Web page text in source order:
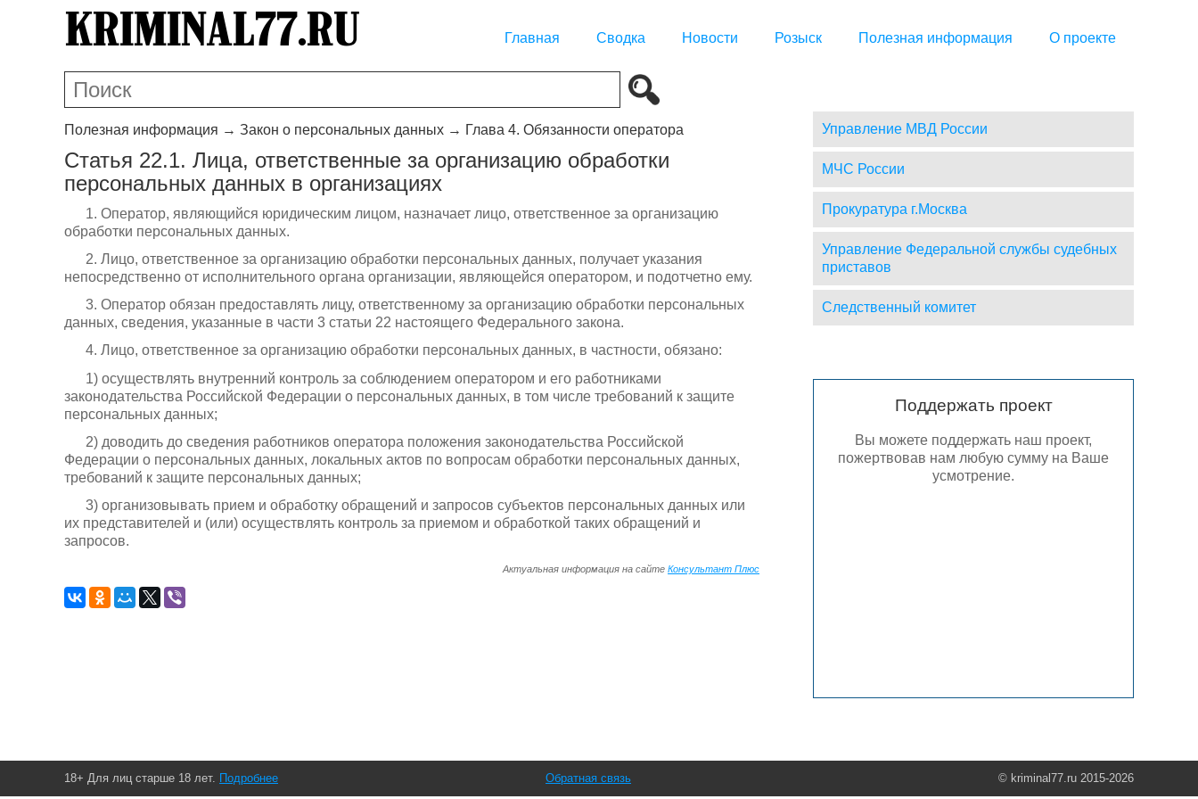
Главная Сводка Новости Розыск Полезная информация О проекте
Полезная информация → Закон о персональных данных → Глава 4. Обязанности оператора
Статья 22.1. Лица, ответственные за организацию обработки
персональных данных в организациях
1. Оператор, являющийся юридическим лицом, назначает лицо, ответственное за организацию
обработки персональных данных.
2. Лицо, ответственное за организацию обработки персональных данных, получает указания
непосредственно от исполнительного органа организации, являющейся оператором, и подотчетно ему.
3. Оператор обязан предоставлять лицу, ответственному за организацию обработки персональных
данных, сведения, указанные в части 3 статьи 22 настоящего Федерального закона.
4. Лицо, ответственное за организацию обработки персональных данных, в частности, обязано:
1) осуществлять внутренний контроль за соблюдением оператором и его работниками
законодательства Российской Федерации о персональных данных, в том числе требований к защите
персональных данных;
2) доводить до сведения работников оператора положения законодательства Российской
Федерации о персональных данных, локальных актов по вопросам обработки персональных данных,
требований к защите персональных данных;
3) организовывать прием и обработку обращений и запросов субъектов персональных данных или
их представителей и (или) осуществлять контроль за приемом и обработкой таких обращений и
запросов.
Актуальная информация на сайте Консультант Плюс
Управление МВД России
МЧС России
Прокуратура г.Москва
Управление Федеральной службы судебных
приставов
Следственный комитет
Поддержать проект
Вы можете поддержать наш проект,
пожертвовав нам любую сумму на Ваше
усмотрение.
18+ Для лиц старше 18 лет. Подробнее © kriminal77.ru 2015-2026
Обратная связь